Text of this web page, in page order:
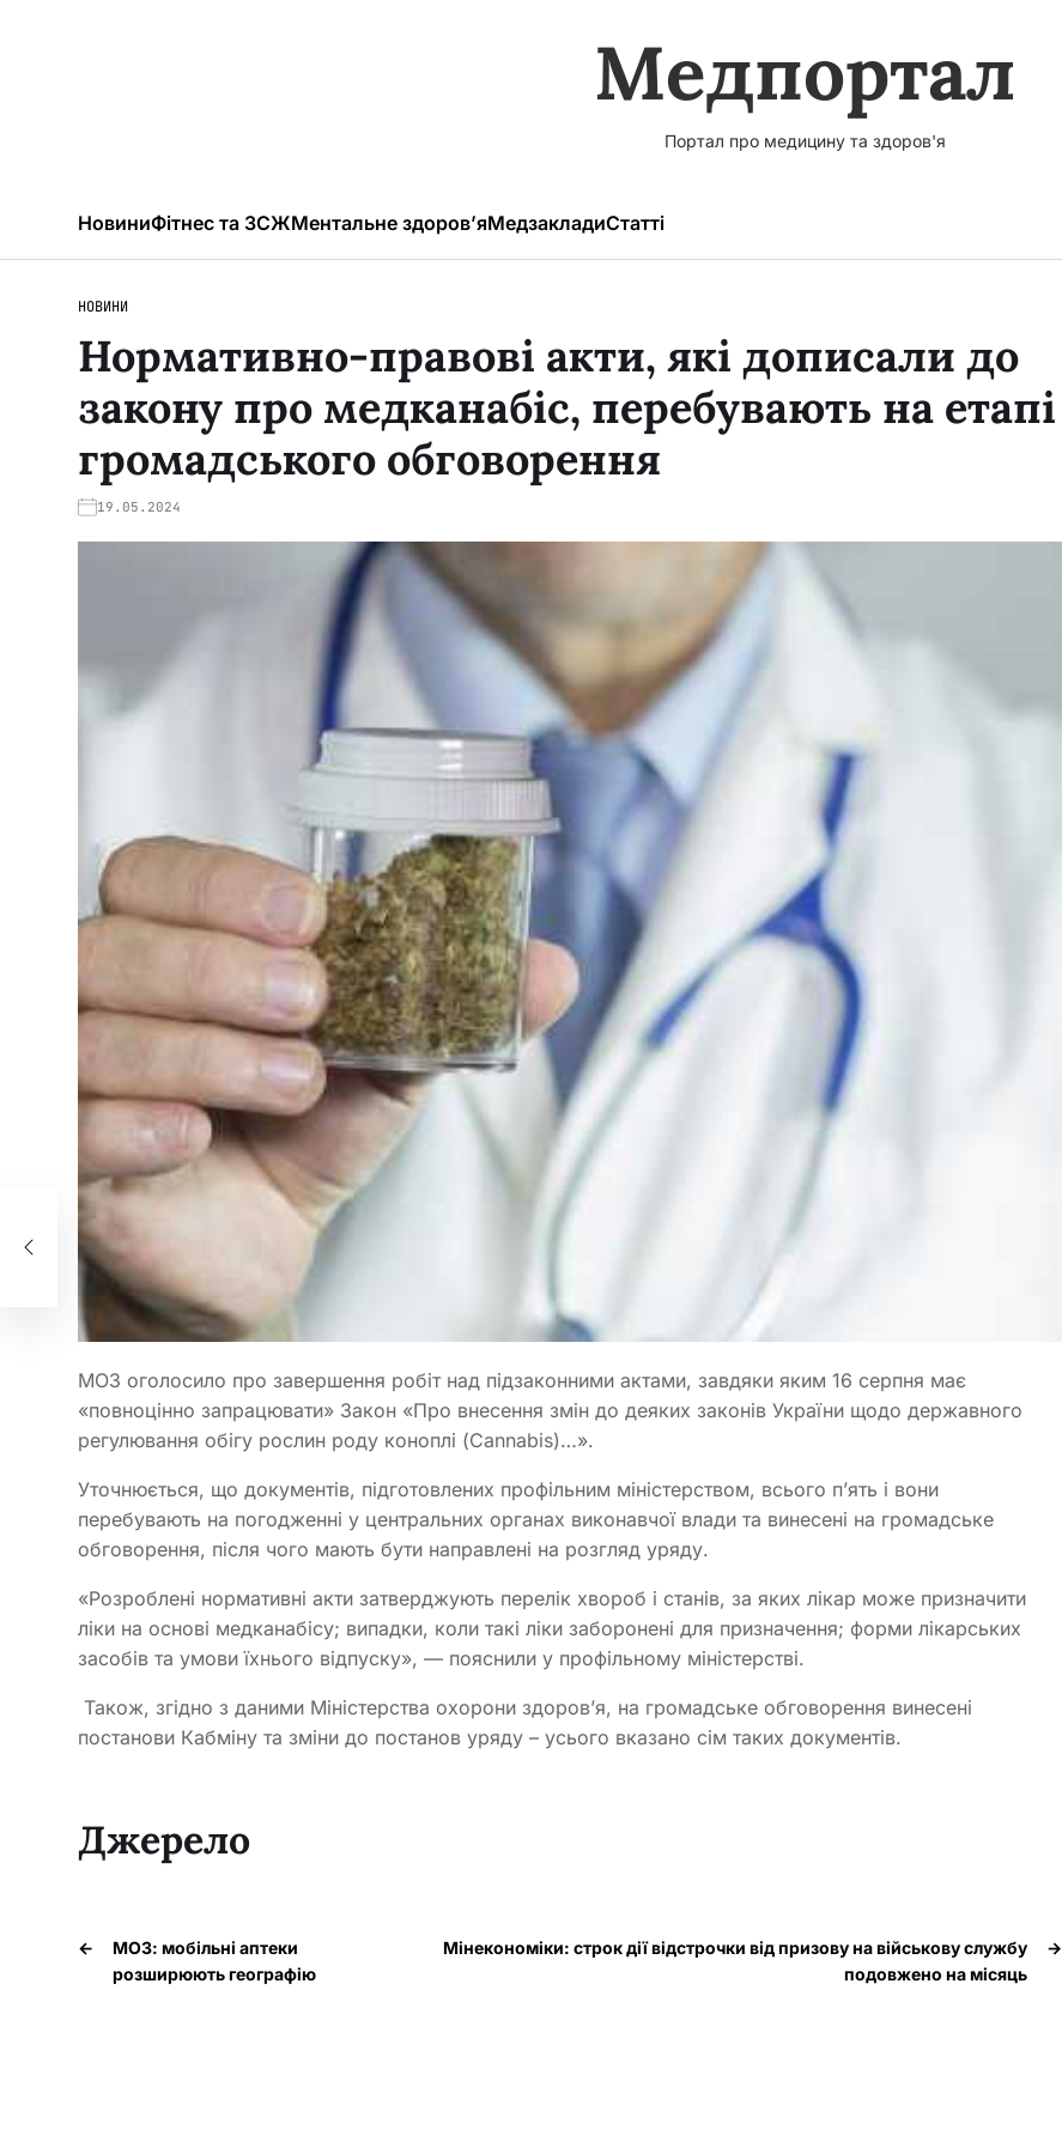
Медпортал
Портал про медицину та здоров'я
НовиниФітнес та ЗСЖМентальне здоров’яМедзакладиСтатті
НОВИНИ
Нормативно-правові акти, які дописали до
закону про медканабіс, перебувають на етапі
громадського обговорення
19.05.2024
МОЗ оголосило про завершення робіт над підзаконними актами, завдяки яким 16 серпня має
«повноцінно запрацювати» Закон «Про внесення змін до деяких законів України щодо державного
регулювання обігу рослин роду коноплі (Cannabis)…».
Уточнюється, що документів, підготовлених профільним міністерством, всього п’ять і вони
перебувають на погодженні у центральних органах виконавчої влади та винесені на громадське
обговорення, після чого мають бути направлені на розгляд уряду.
«Розроблені нормативні акти затверджують перелік хвороб і станів, за яких лікар може призначити
ліки на основі медканабісу; випадки, коли такі ліки заборонені для призначення; форми лікарських
засобів та умови їхнього відпуску», — пояснили у профільному міністерстві.
Також, згідно з даними Міністерства охорони здоров’я, на громадське обговорення винесені
постанови Кабміну та зміни до постанов уряду – усього вказано сім таких документів.
Джерело
←
МОЗ: мобільні аптеки
розширюють географію
→
Мінекономіки: строк дії відстрочки від призову на військову службу
подовжено на місяць